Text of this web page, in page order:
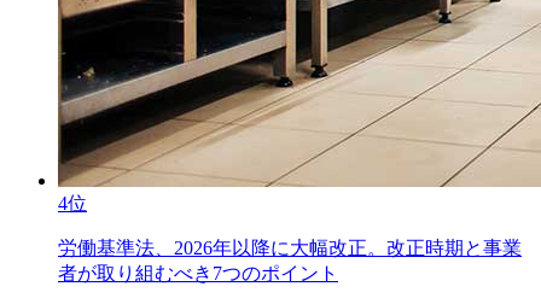
4位
労働基準法、2026年以降に大幅改正。改正時期と事業
者が取り組むべき7つのポイント